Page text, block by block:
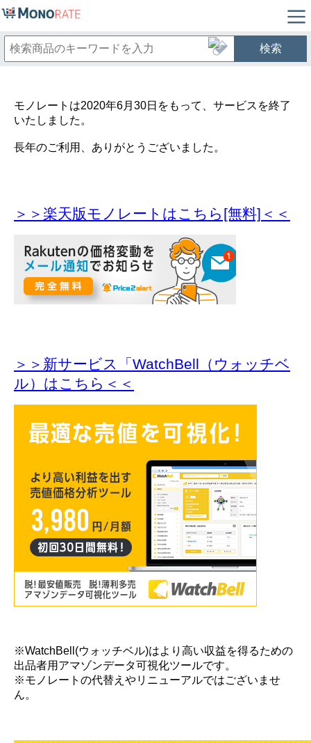
検索
モノレートは2020年6月30日をもって、サービスを終了
いたしました。
長年のご利用、ありがとうございました。
＞＞楽天版モノレートはこちら[無料]＜＜
＞＞新サービス「WatchBell（ウォッチベ
ル）はこちら＜＜
※WatchBell(ウォッチベル)はより高い収益を得るための
出品者用アマゾンデータ可視化ツールです。
※モノレートの代替えやリニューアルではございませ
ん。